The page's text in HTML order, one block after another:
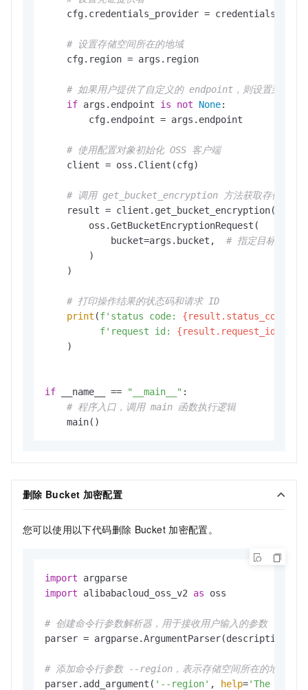
cfg.credentials_provider =
# 设置存储空间所在的地域
    cfg.region = args.region
# 如果用户提供了自定义的 endpoint，则设置到配置
if args.endpoint is not None:
        cfg.endpoint = args.endpoint
# 使用配置对象初始化 OSS 客户端
    client = oss.Client(cfg)
# 调用 get_bucket_encryption 方法获取存储空间
    result = client.get_bucket_encryption(
        oss.GetBucketEncryptionRequest(
            bucket=args.bucket,
# 指定目标存储空
        )
    )
# 打印操作结果的状态码和请求 ID
print (f'status code: {result.status_code}
f'request id: {result.request_id}
    )
if __name__ == "__main__" :
# 程序入口，调用 main 函数执行逻辑
删除 Bucket 加密配置
您可以使用以下代码删除 Bucket 加密配置。
import
import alibabacloud_oss_v2 as oss
# 创建命令行参数解析器，用于接收用户输入的参数
parser = argparse.ArgumentParser(description=
# 添加命令行参数 --region，表示存储空间所在的地域，
parser.add_argument( '--region' , help='The